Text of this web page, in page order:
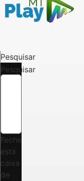
Pesquisar
Pesquisar
Feche
esta
caixa
de